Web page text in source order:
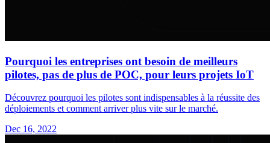
Pourquoi les entreprises ont besoin de meilleurs
pilotes, pas de plus de POC, pour leurs projets IoT
Découvrez pourquoi les pilotes sont indispensables à la réussite des
déploiements et comment arriver plus vite sur le marché.
Dec 16, 2022